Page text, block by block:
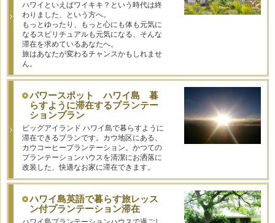
ハワイといえばワイキキ？という時代は終
わりました、という方へ。
もっとゆったり、もっと心にも体も元気に
なるスピリチュアルも元気になる、そんな
滞在を求めているあなたへ。
旅はあなたが変わるチャンスかもしれませ
ん。
パワースポット ハワイ島 暮
らすように滞在するプランテー
ションプラン
ビッグアイランド ハワイ島で暮らすように
滞在できるプランです。カウ地区にある、
カウコーヒープランテーション。かつての
プランテーションハウスを清潔にお洒落に
改装した、快適なお家に滞在できます。
ハワイ島英語で暮らす旅レッス
ン付プランテーション滞在